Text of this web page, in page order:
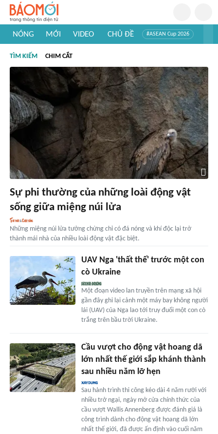
NÓNG MỚI VIDEO CHỦ ĐỀ #ASEAN Cup 2026
#Khám phá thế giới
TÌM KIẾM CHIM CẮT
Sự phi thường của những loài động vật
sống giữa miệng núi lửa
Những miệng núi lửa tưởng chừng chỉ có đá nóng và khí độc lại trở
thành mái nhà của nhiều loài động vật đặc biệt.
UAV Nga 'thất thế' trước một con
cò Ukraine
Một đoạn video lan truyền trên mạng xã hội
gần đây ghi lại cảnh một máy bay không người
lái (UAV) của Nga lao tới truy đuổi một con cò
trắng trên bầu trời Ukraine.
Cầu vượt cho động vật hoang dã
lớn nhất thế giới sắp khánh thành
sau nhiều năm lỡ hẹn
Sau hành trình thi công kéo dài 4 năm rưỡi với
nhiều trở ngại, ngày mở cửa chính thức của
cầu vượt Wallis Annenberg được đánh giá là
công trình dành cho động vật hoang dã lớn
nhất thế giới, đã được ấn định vào cuối năm